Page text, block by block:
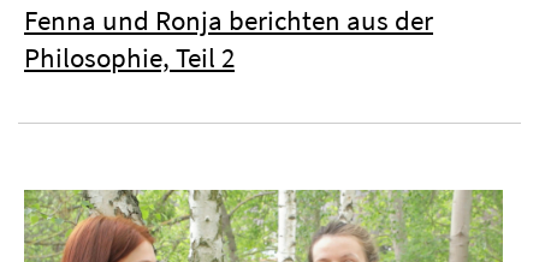
Fenna und Ronja berichten aus der
Philosophie, Teil 2